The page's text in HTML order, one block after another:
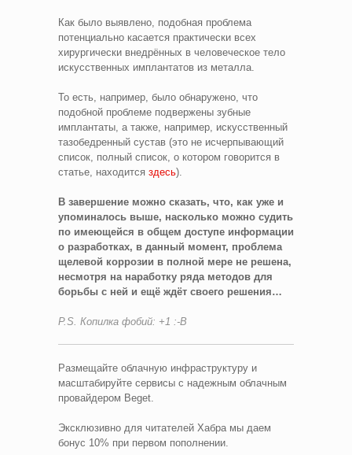
Как было выявлено, подобная проблема
потенциально касается практически всех
хирургически внедрённых в человеческое тело
искусственных имплантатов из металла.
То есть, например, было обнаружено, что
подобной проблеме подвержены зубные
имплантаты, а также, например, искусственный
тазобедренный сустав (это не исчерпывающий
список, полный список, о котором говорится в
статье, находится здесь).
В завершение можно сказать, что, как уже и
упоминалось выше, насколько можно судить
по имеющейся в общем доступе информации
о разработках, в данный момент, проблема
щелевой коррозии в полной мере не решена,
несмотря на наработку ряда методов для
борьбы с ней и ещё ждёт своего решения…
P.S. Копилка фобий: +1 :-B
Размещайте облачную инфраструктуру и
масштабируйте сервисы с надежным облачным
провайдером Beget.
Эксклюзивно для читателей Хабра мы даем
бонус 10% при первом пополнении.